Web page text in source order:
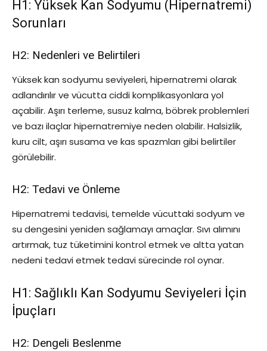
H1: Yüksek Kan Sodyumu (Hipernatremi)
Sorunları
H2: Nedenleri ve Belirtileri
Yüksek kan sodyumu seviyeleri, hipernatremi olarak
adlandırılır ve vücutta ciddi komplikasyonlara yol
açabilir. Aşırı terleme, susuz kalma, böbrek problemleri
ve bazı ilaçlar hipernatremiye neden olabilir. Halsizlik,
kuru cilt, aşırı susama ve kas spazmları gibi belirtiler
görülebilir.
H2: Tedavi ve Önleme
Hipernatremi tedavisi, temelde vücuttaki sodyum ve
su dengesini yeniden sağlamayı amaçlar. Sıvı alımını
artırmak, tuz tüketimini kontrol etmek ve altta yatan
nedeni tedavi etmek tedavi sürecinde rol oynar.
H1: Sağlıklı Kan Sodyumu Seviyeleri İçin
İpuçları
H2: Dengeli Beslenme